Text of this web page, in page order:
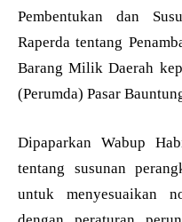
Pembentukan dan
Raperda tentang
Barang Milik Daerah
(Perumda) Pasar
Dipaparkan Wabup
tentang susunan
untuk menyesuaikan